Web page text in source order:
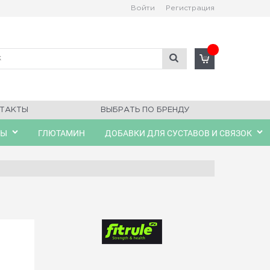
Войти Регистрация
ВЫБРАТЬ ПО БРЕНДУ
ГЛЮТАМИН ДОБАВКИ ДЛЯ СУСТАВОВ И СВЯЗОК